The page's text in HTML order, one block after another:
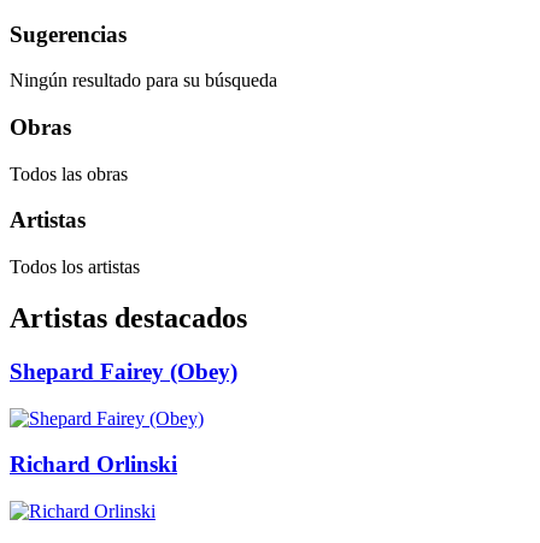
Sugerencias
Ningún resultado para su búsqueda
Obras
Todos las obras
Artistas
Todos los artistas
Artistas destacados
Shepard Fairey (Obey)
Richard Orlinski